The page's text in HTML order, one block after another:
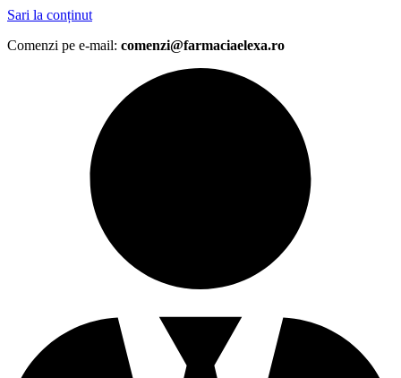
Sari la conținut
Comenzi pe e-mail: comenzi@farmaciaelexa.ro